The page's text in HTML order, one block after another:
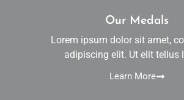
Our Medals
Lorem ipsum dolor sit amet,
adipiscing elit. Ut elit tellus
Learn More